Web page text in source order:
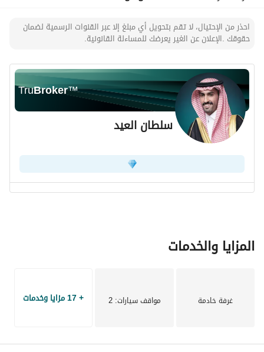
احذر من الإحتيال، لا تقم بتحويل أي مبلغ إلا عبر القنوات الرسمية لضمان
حقوقك .الإعلان عن الغير يعرضك للمساءلة القانونية.
TruBroker™
سلطان العيد
المزايا والخدمات
غرفة خادمة مواقف سيارات: 2 + 17 مزايا وخدمات